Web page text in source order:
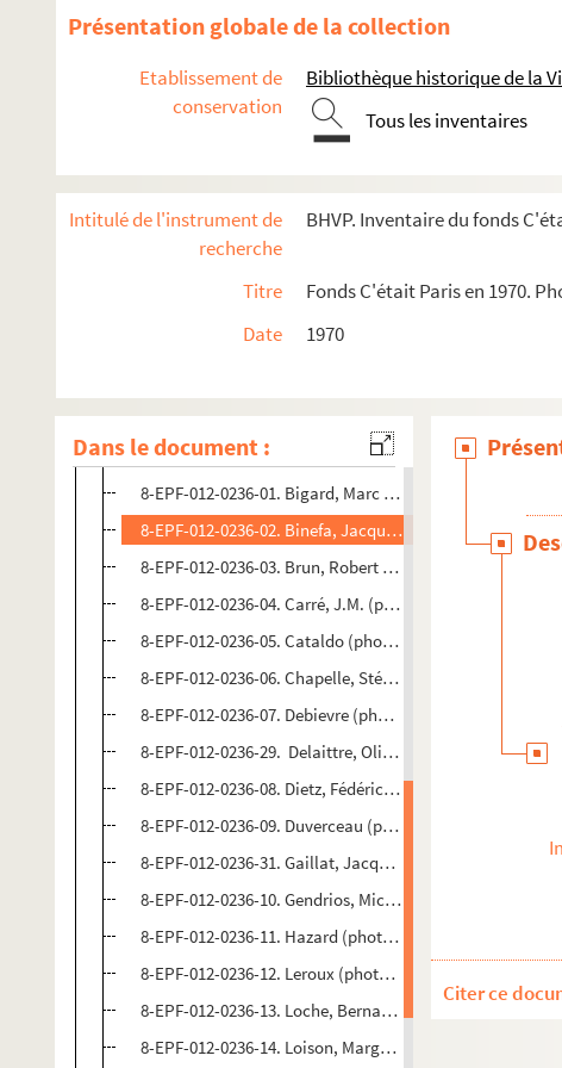
Présentation globale de la collection
Etablissement de
conservation
Bibliothèque historique de la
Tous les inventaires
Intitulé de l'instrument de
recherche
BHVP. Inventaire du fonds
Titre
Fonds C'était Paris en 1970.
Date
1970
Dans le document :
2-DP-012-0236-10. Grauberg, Jacqueline (photographe).
2-DP-012-0236-12. Lenoir, Roger (photographe).
2-DP-012-0236-13. Pan, Michel (photographe). Diapositives
2-DP-012-0236-15. Rebuffat, Jean-Louis (photographe).
2-DP-012-0236-16. Roger, Lioret (photographe).
2-DP-012-0236-18. Sandman, Marc (photographe).
2-DP-012-0236-19. Strauss, Danielle (photographe).
2-DP-012-0236-21. Photographes non identifiés.
8-EPF-012-1756-19. Bigard, Marc (photographe).
8-EPF-012-0236-01. Bigard, Marc (photographe). Épreuves
8-EPF-012-0236-02. Binefa, Jacques (photographe).
8-EPF-012-0236-03. Brun, Robert (photographe). Epreuves
8-EPF-012-0236-04. Carré, J.M. (photographe). Épreuves
8-EPF-012-0236-05. Cataldo (photogrpahe). Épreuves
8-EPF-012-0236-06. Chapelle, Stéphane (photogrpahe).
8-EPF-012-0236-07. Debievre (photogrpahe). Épreuves
8-EPF-012-0236-29. Delaittre, OlivierPhotographie.
8-EPF-012-0236-08. Dietz, Fédéric (photographe). Épreuves
8-EPF-012-0236-09. Duverceau (photogrpahe). Épreuves
8-EPF-012-0236-31. Gaillat, Jacques(photogrpahe).
8-EPF-012-0236-10. Gendrios, Michel (photogrpahe).
8-EPF-012-0236-11. Hazard (photographe). Épreuves
8-EPF-012-0236-12. Leroux (photographe). Épreuves
8-EPF-012-0236-13. Loche, Bernard (photographe).
8-EPF-012-0236-14. Loison, Marguerite (photographe).
Citer ce